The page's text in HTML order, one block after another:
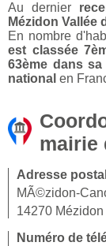
Au dernier
Mézidon Vallée
En nombre
est classée
63ème dans sa
national en
mairie
Adresse
MÃ©zidon-
14270
Numéro de